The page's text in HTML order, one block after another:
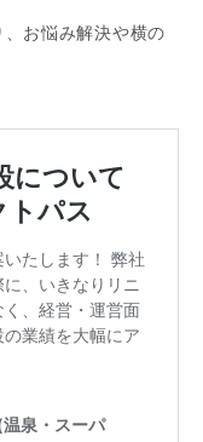
お悩み解決や横の